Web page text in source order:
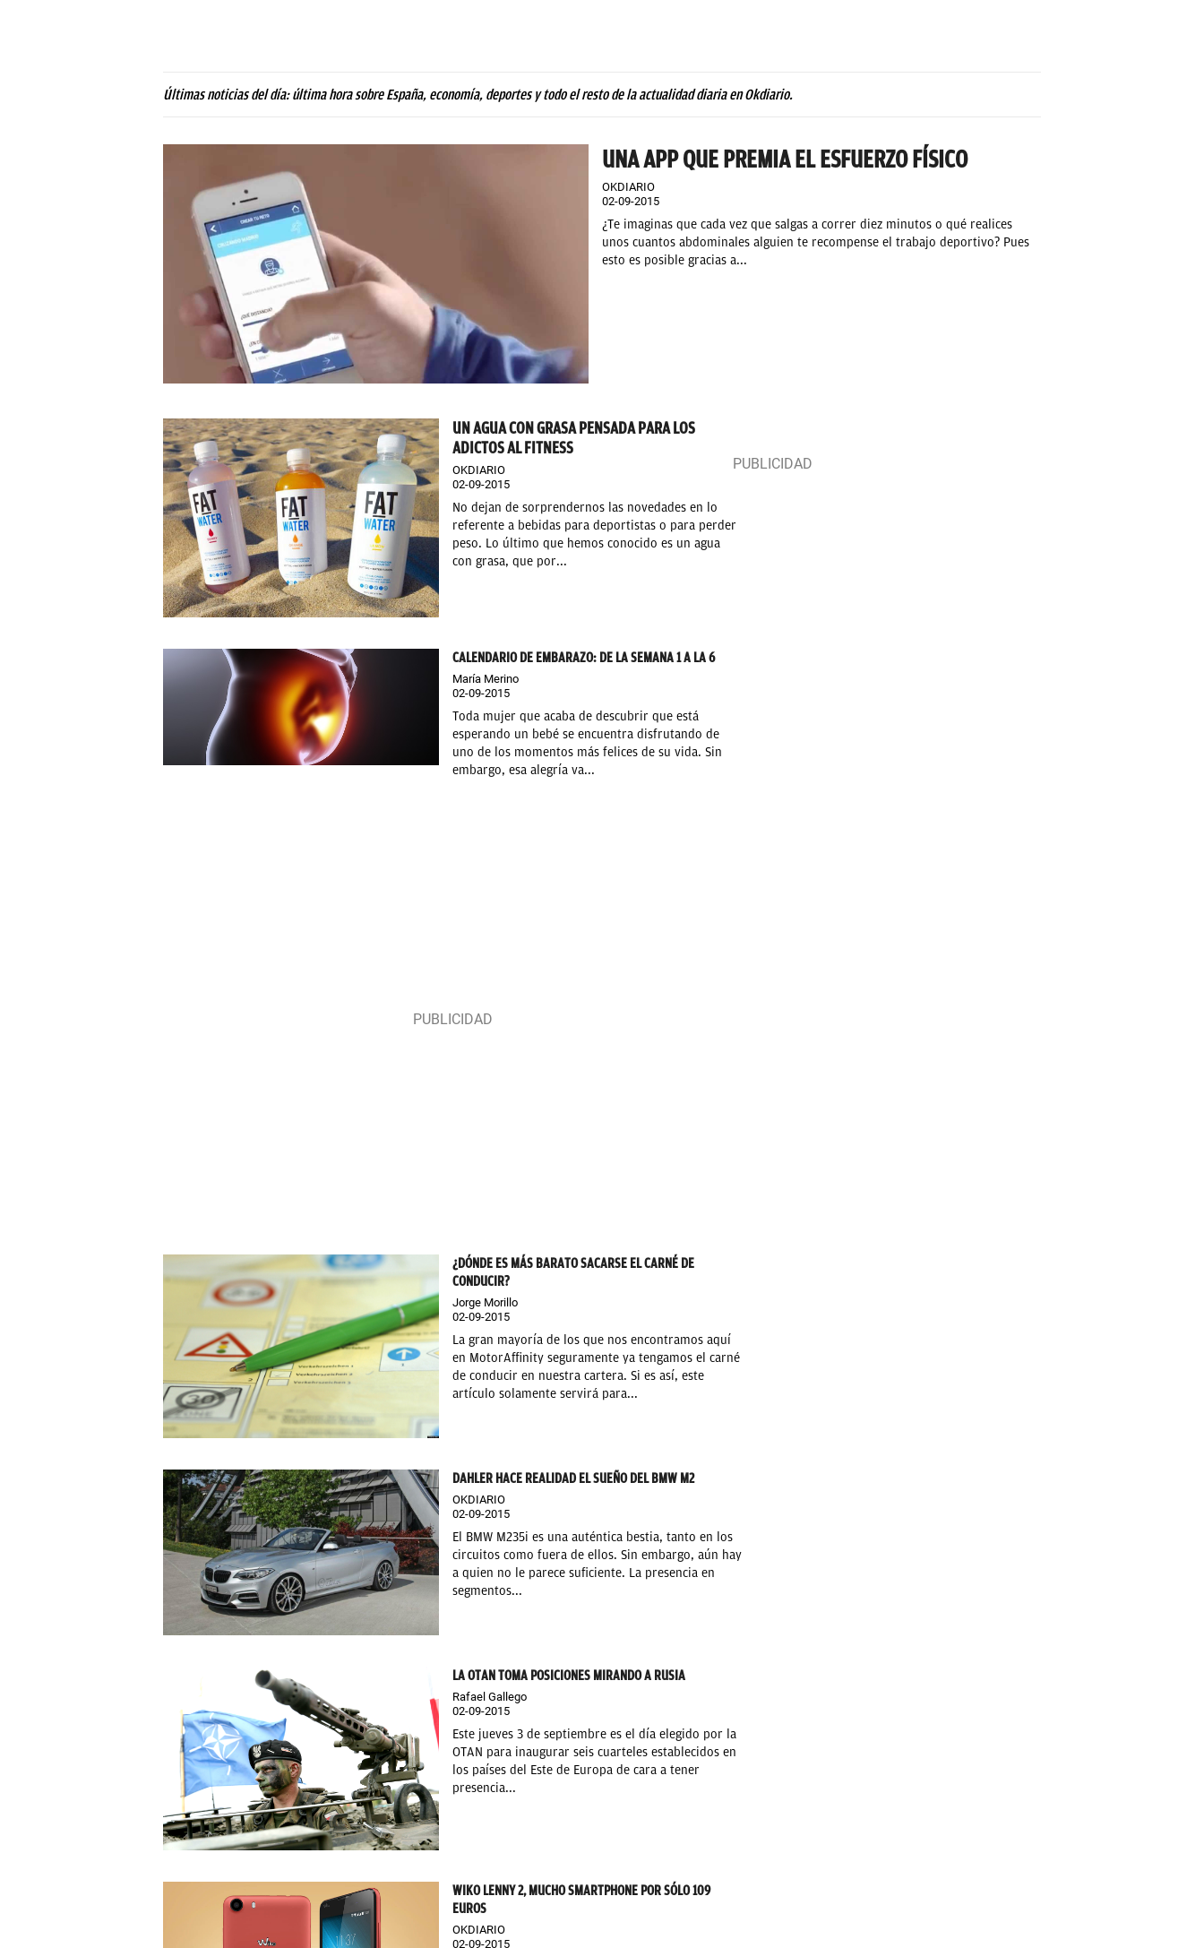
Últimas noticias del día: última hora sobre España, economía, deportes y todo el resto de la actualidad diaria en Okdiario.
UNA APP QUE PREMIA EL ESFUERZO FÍSICO
OKDIARIO
02-09-2015
¿Te imaginas que cada vez que salgas a correr diez minutos o qué realices
unos cuantos abdominales alguien te recompense el trabajo deportivo? Pues
esto es posible gracias a...
UN AGUA CON GRASA PENSADA PARA LOS
ADICTOS AL FITNESS
OKDIARIO
02-09-2015
No dejan de sorprendernos las novedades en lo
referente a bebidas para deportistas o para perder
peso. Lo último que hemos conocido es un agua
con grasa, que por...
CALENDARIO DE EMBARAZO: DE LA SEMANA 1 A LA 6
María Merino
02-09-2015
Toda mujer que acaba de descubrir que está
esperando un bebé se encuentra disfrutando de
uno de los momentos más felices de su vida. Sin
embargo, esa alegría va...
¿DÓNDE ES MÁS BARATO SACARSE EL CARNÉ DE
CONDUCIR?
Jorge Morillo
02-09-2015
La gran mayoría de los que nos encontramos aquí
en MotorAffinity seguramente ya tengamos el carné
de conducir en nuestra cartera. Si es así, este
artículo solamente servirá para...
DAHLER HACE REALIDAD EL SUEÑO DEL BMW M2
OKDIARIO
02-09-2015
El BMW M235i es una auténtica bestia, tanto en los
circuitos como fuera de ellos. Sin embargo, aún hay
a quien no le parece suficiente. La presencia en
segmentos...
LA OTAN TOMA POSICIONES MIRANDO A RUSIA
Rafael Gallego
02-09-2015
Este jueves 3 de septiembre es el día elegido por la
OTAN para inaugurar seis cuarteles establecidos en
los países del Este de Europa de cara a tener
presencia...
WIKO LENNY 2, MUCHO SMARTPHONE POR SÓLO 109
EUROS
OKDIARIO
02-09-2015